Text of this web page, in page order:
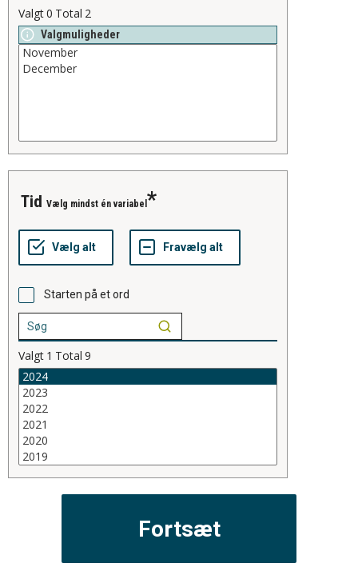
Valgt0 Total 2
Valgmuligheder
tid Vælg mindst én variabel
Starten på et ord
Valgt 1 Total 9